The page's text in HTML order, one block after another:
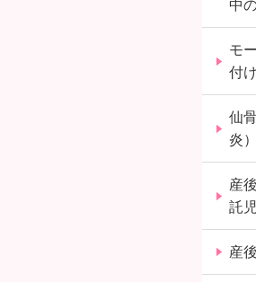
中
モ
付
仙
炎）
産
託
産